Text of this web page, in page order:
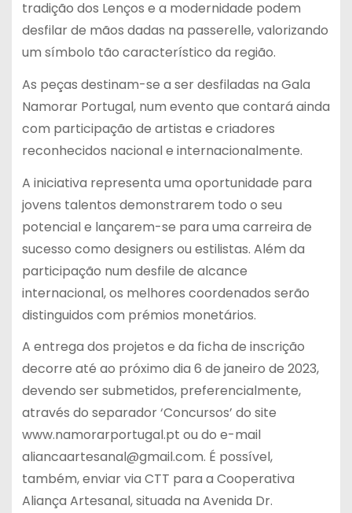
tradição dos Lenços e a modernidade podem
desfilar de mãos dadas na passerelle, valorizando
um símbolo tão característico da região.
As peças destinam-se a ser desfiladas na Gala
Namorar Portugal, num evento que contará ainda
com participação de artistas e criadores
reconhecidos nacional e internacionalmente.
A iniciativa representa uma oportunidade para
jovens talentos demonstrarem todo o seu
potencial e lançarem-se para uma carreira de
sucesso como designers ou estilistas. Além da
participação num desfile de alcance
internacional, os melhores coordenados serão
distinguidos com prémios monetários.
A entrega dos projetos e da ficha de inscrição
decorre até ao próximo dia 6 de janeiro de 2023,
devendo ser submetidos, preferencialmente,
através do separador ‘Concursos’ do site
www.namorarportugal.pt ou do e-mail
aliancaartesanal@gmail.com. É possível,
também, enviar via CTT para a Cooperativa
Aliança Artesanal, situada na Avenida Dr.